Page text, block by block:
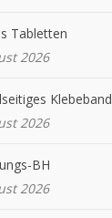
Tabletten
2026
Klebeband
2026
BH
2026